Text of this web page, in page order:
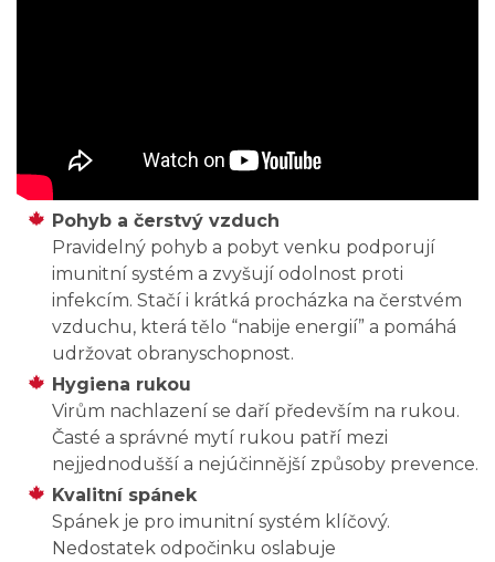
Pohyb a čerstvý vzduch
Pravidelný pohyb a pobyt venku podporují
imunitní systém a zvyšují odolnost proti
infekcím. Stačí i krátká procházka na čerstvém
vzduchu, která tělo “nabije energií” a pomáhá
udržovat obranyschopnost.
Hygiena rukou
Virům nachlazení se daří především na rukou.
Časté a správné mytí rukou patří mezi
nejjednodušší a nejúčinnější způsoby prevence.
Kvalitní spánek
Spánek je pro imunitní systém klíčový.
Nedostatek odpočinku oslabuje